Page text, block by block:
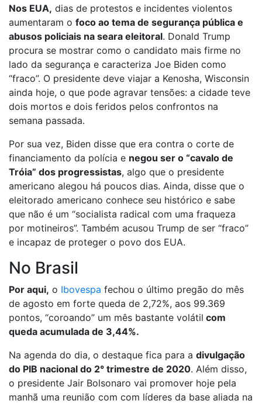
Nos EUA, dias de protestos e incidentes violentos
aumentaram o foco ao tema de segurança pública e
abusos policiais na seara eleitoral. Donald Trump
procura se mostrar como o candidato mais firme no
lado da segurança e caracteriza Joe Biden como
“fraco”. O presidente deve viajar a Kenosha, Wisconsin
ainda hoje, o que pode agravar tensões: a cidade teve
dois mortos e dois feridos pelos confrontos na
semana passada.
Por sua vez, Biden disse que era contra o corte de
financiamento da polícia e negou ser o “cavalo de
Tróia” dos progressistas, algo que o presidente
americano alegou há poucos dias. Ainda, disse que o
eleitorado americano conhece seu histórico e sabe
que não é um “socialista radical com uma fraqueza
por motineiros”. Também acusou Trump de ser “fraco”
e incapaz de proteger o povo dos EUA.
No Brasil
Por aqui, o Ibovespa fechou o último pregão do mês
de agosto em forte queda de 2,72%, aos 99.369
pontos, “coroando” um mês bastante volátil com
queda acumulada de 3,44%.
Na agenda do dia, o destaque fica para a divulgação
do PIB nacional do 2° trimestre de 2020. Além disso,
o presidente Jair Bolsonaro vai promover hoje pela
manhã uma reunião com com líderes da base aliada na